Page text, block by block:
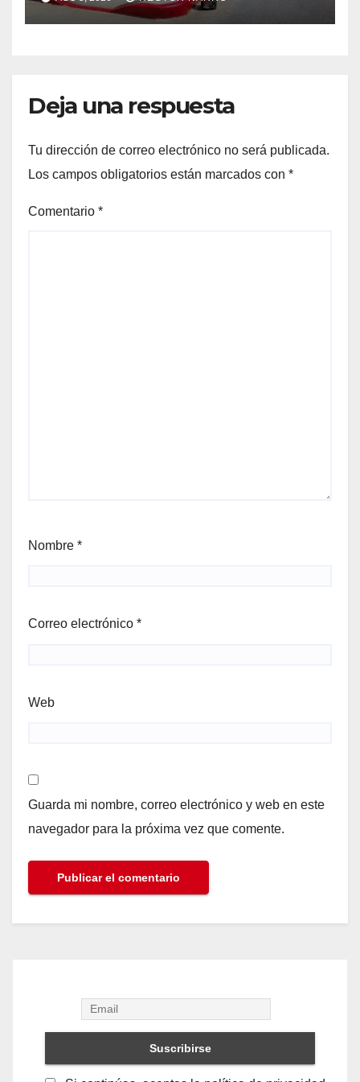
Cabos
Deja una respuesta
Tu dirección de correo electrónico no será publicada.
Los campos obligatorios están marcados con *
Comentario *
Nombre *
Correo electrónico *
Web
Guarda mi nombre, correo electrónico y web en este
navegador para la próxima vez que comente.